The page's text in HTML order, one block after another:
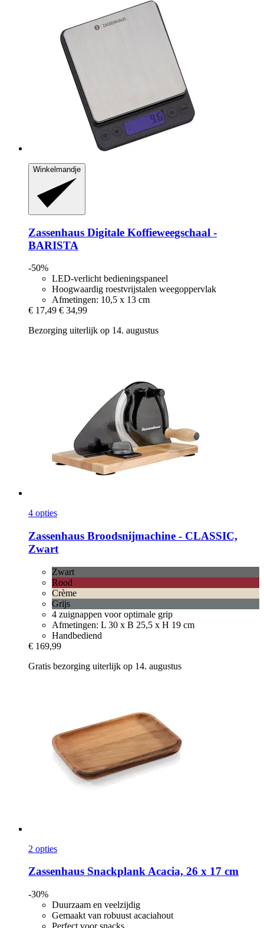
Winkelmandje
Zassenhaus Digitale Koffieweegschaal -​
BARISTA
-50%
LED-verlicht bedieningspaneel
Hoogwaardig roestvrijstalen weegoppervlak
Afmetingen: 10,5 x 13 cm
€ 17,49 € 34,99
Bezorging uiterlijk op 14. augustus
4 opties
Zassenhaus Broodsnijmachine -​ CLASSIC,
Zwart
Zwart
Rood
Crème
Grijs
4 zuignappen voor optimale grip
Afmetingen: L 30 x B 25,5 x H 19 cm
Handbediend
€ 169,99
Gratis bezorging uiterlijk op 14. augustus
2 opties
Zassenhaus Snackplank Acacia, 26 x 17 cm
-30%
Duurzaam en veelzijdig
Gemaakt van robuust acaciahout
Perfect voor snacks